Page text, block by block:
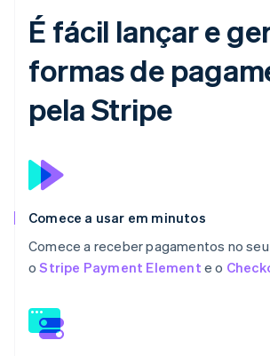
É fácil lançar e
formas de
pela Stripe
Comece a usar em minutos
Comece a receber pagamentos no
oStripe Payment Element e o